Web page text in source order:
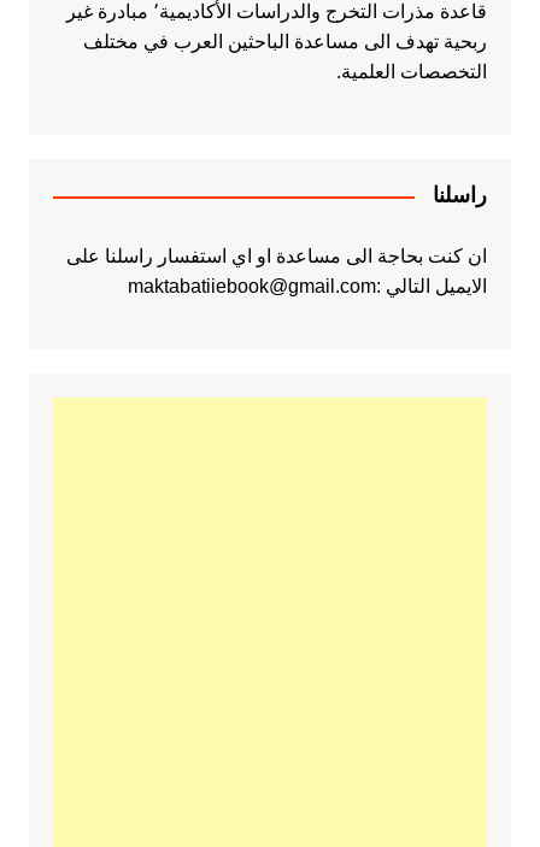
قاعدة مذرات التخرج والدراسات الأكاديمية٬ مبادرة غير
ربحية تهدف الى مساعدة الباحثين العرب في مختلف
التخصصات العلمية.
راسلنا
ان كنت بحاجة الى مساعدة او اي استفسار راسلنا على
الايميل التالي :maktabatiiebook@gmail.com